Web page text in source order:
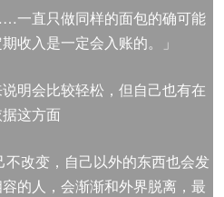
直只做同样的面包的确可能
收入是一定会入账的。」
明会比较轻松，但自己也有在
这方面
改变，自己以外的东西也会发
的人，会渐渐和外界脱离，最